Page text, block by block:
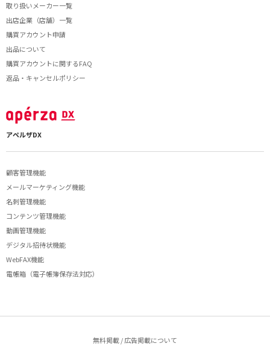
取り扱いメーカー一覧
出店企業（店舗）一覧
購買アカウント申請
出品について
購買アカウントに関するFAQ
返品・キャンセルポリシー
アペルザDX
顧客管理機能
メールマーケティング機能
名刺管理機能
コンテンツ管理機能
動画管理機能
デジタル招待状機能
WebFAX機能
電帳箱（電子帳簿保存法対応）
無料掲載 / 広告掲載について